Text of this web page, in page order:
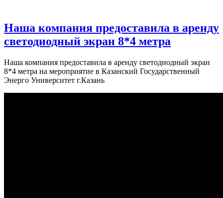
Наша компания предоставила в аренду
светодиодный экран 8*4 метра
Наша компания предоставила в аренду светодиодный экран
8*4 метра на мероприятие в Казанский Государственный
Энерго Университет г.Казань